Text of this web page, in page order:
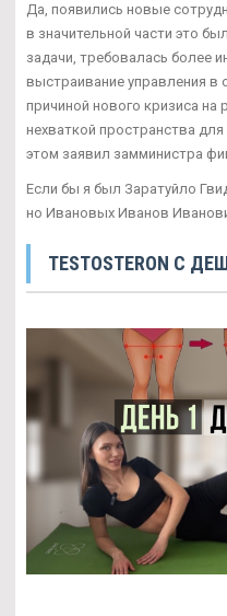
Да, появились новые
в значительной части это
задачи, требовалась более
выстраивание управления в
причиной нового кризиса
нехваткой пространства
этом заявил замминистра
Если бы я был Заратуйло
но Ивановых Иванов
TESTOSTERON C